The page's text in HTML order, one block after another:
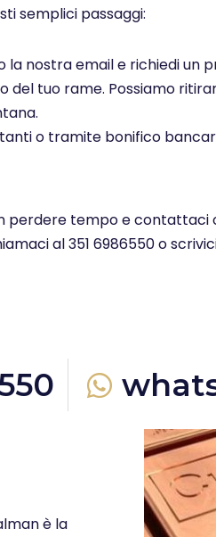
semplici passaggi:
nostra email e richiedi un
tuo rame. Possiamo
o tramite bonifico
perdere tempo e
al 351 6986550 o
è la